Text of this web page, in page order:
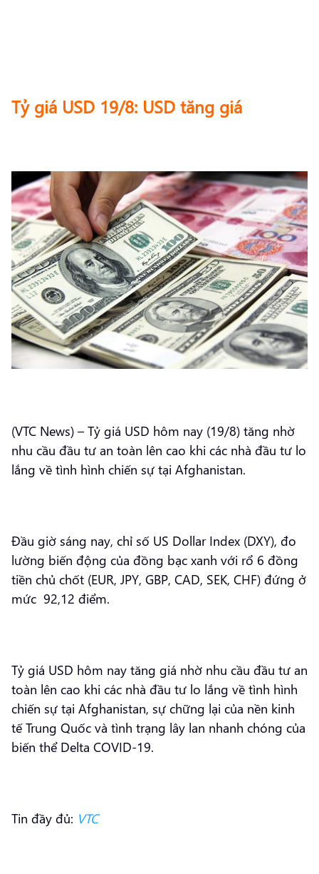
Tỷ giá USD 19/8: USD tăng giá
(VTC News) – Tỷ giá USD hôm nay (19/8) tăng nhờ
nhu cầu đầu tư an toàn lên cao khi các nhà đầu tư lo
lắng về tình hình chiến sự tại Afghanistan.
Đầu giờ sáng nay, chỉ số US Dollar Index (DXY), đo
lường biến động của đồng bạc xanh với rổ 6 đồng
tiền chủ chốt (EUR, JPY, GBP, CAD, SEK, CHF) đứng ở
mức 92,12 điểm.
Tỷ giá USD hôm nay tăng giá nhờ nhu cầu đầu tư an
toàn lên cao khi các nhà đầu tư lo lắng về tình hình
chiến sự tại Afghanistan, sự chững lại của nền kinh
tế Trung Quốc và tình trạng lây lan nhanh chóng của
biến thể Delta COVID-19.
Tin đầy đủ: VTC